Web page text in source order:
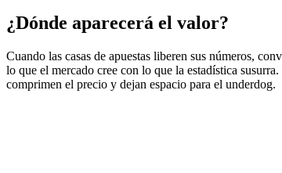
¿Dónde aparecerá el valor?
Cuando las casas de apuestas liberen sus números,
lo que el mercado cree con lo que la estadística susurra.
comprimen el precio y dejan espacio para el underdog.